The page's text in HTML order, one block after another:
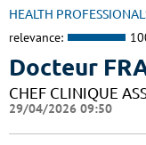
HEALTH
relevance:
Docteur
CHEF CLINIQUE
29/04/2026 09:50